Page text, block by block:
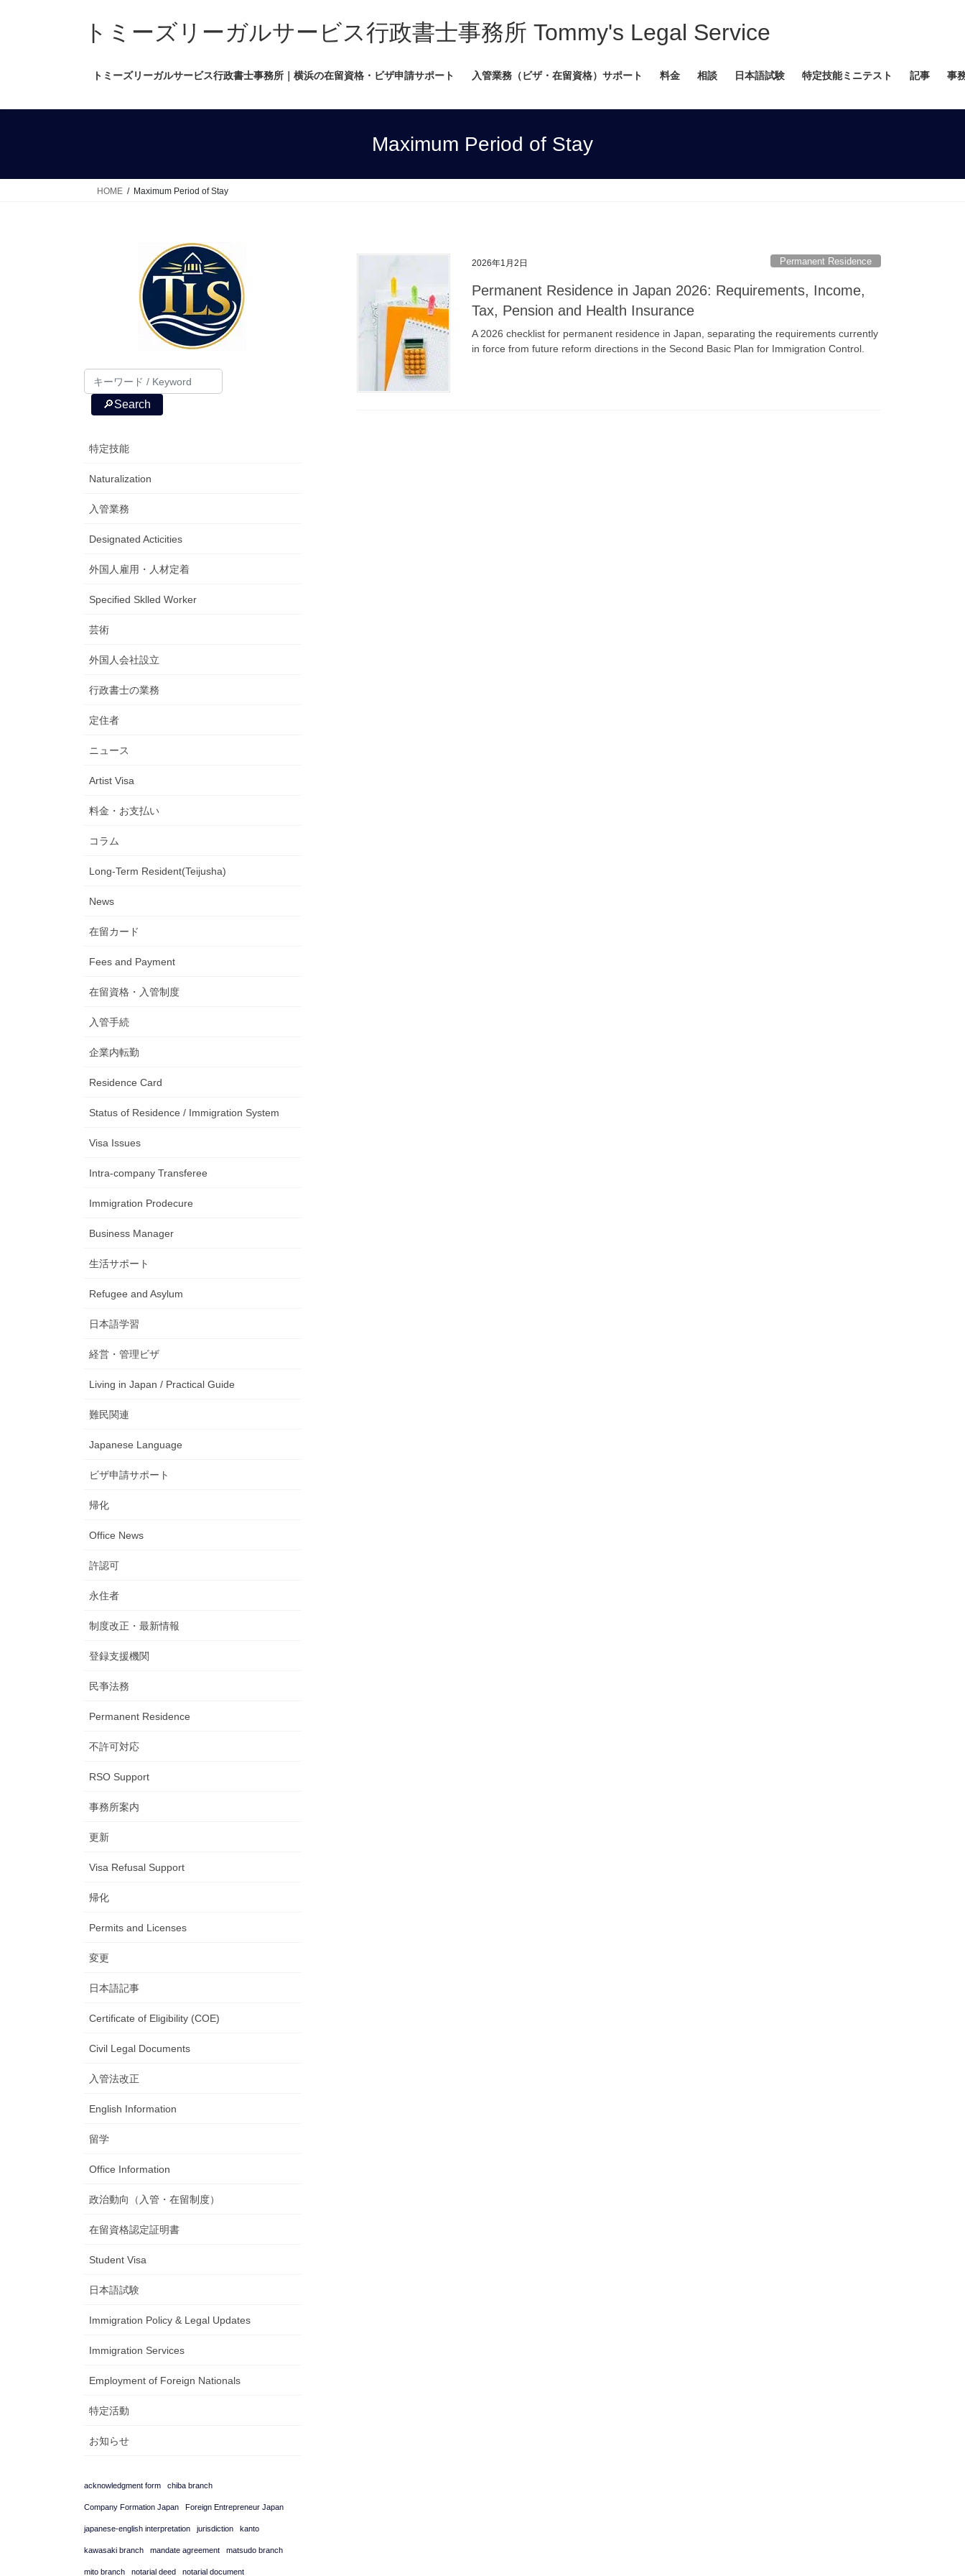
ス
ン
トミーズリーガルサービス行政書士事務所 Tommy's Legal Service
トミーズリーガルサービス行政書士事務所｜横浜の在留資格・ビザ申請サポート 入管業務（ビザ・在留資格）サポート 料金 相談 日本語試験 特定技能ミニテスト 記事 事
Maximum Period of Stay
HOME Maximum Period of Stay
2026年1月2日 Permanent Residence
Permanent Residence in Japan 2026: Requirements, Income,
Tax, Pension and Health Insurance
A 2026 checklist for permanent residence in Japan, separating the requirements currently
in force from future reform directions in the Second Basic Plan for Immigration Control.
🔎Search
特定技能
Naturalization
入管業務
Designated Acticities
外国人雇用・人材定着
Specified Sklled Worker
芸術
外国人会社設立
行政書士の業務
定住者
ニュース
Artist Visa
料金・お支払い
コラム
Long-Term Resident(Teijusha)
News
在留カード
Fees and Payment
在留資格・入管制度
入管手続
企業内転勤
Residence Card
Status of Residence / Immigration System
Visa Issues
Intra-company Transferee
Immigration Prodecure
Business Manager
生活サポート
Refugee and Asylum
日本語学習
経営・管理ビザ
Living in Japan / Practical Guide
難民関連
Japanese Language
ビザ申請サポート
帰化
Office News
許認可
永住者
制度改正・最新情報
登録支援機関
民亊法務
Permanent Residence
不許可対応
RSO Support
事務所案内
更新
Visa Refusal Support
帰化
Permits and Licenses
変更
日本語記事
Certificate of Eligibility (COE)
Civil Legal Documents
入管法改正
English Information
留学
Office Information
政治動向（入管・在留制度）
在留資格認定証明書
Student Visa
日本語試験
Immigration Policy & Legal Updates
Immigration Services
Employment of Foreign Nationals
特定活動
お知らせ
acknowledgment form chiba branch
Company Formation Japan Foreign Entrepreneur Japan
japanese-english interpretation jurisdiction kanto
kawasaki branch mandate agreement matsudo branch
mito branch notarial deed notarial document